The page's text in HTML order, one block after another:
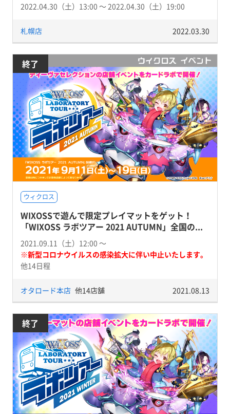
2022.04.30（土）13:00 〜 2022.04.30（土）19:00
札幌店 2022.03.30
終了
ウィクロス
WIXOSSで遊んで限定プレイマットをゲット！
「WIXOSS ラボツアー 2021 AUTUMN」全国の...
2021.09.11（土）12:00 〜
※新型コロナウイルスの感染拡大に伴い中止いたします。
他14日程
オタロード本店 他14店舗 2021.08.13
終了